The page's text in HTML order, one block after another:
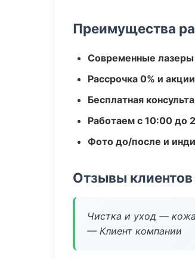
Преимущества
Современные лазеры
Рассрочка 0% и
Бесплатная
Работаем с 10:00 до
Фото до/после и
Отзывы клиентов
Чистка и уход —
— Клиент компании